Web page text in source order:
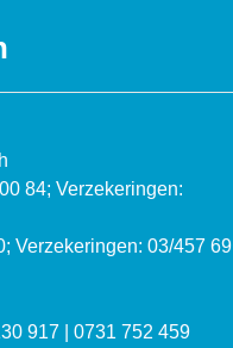
84; Verzekeringen:
Verzekeringen: 03/457 69
917 | 0731 752 459